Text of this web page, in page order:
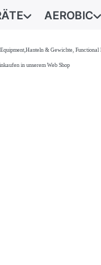
AEROBIC
& Gewichte,
in unserem Web Shop